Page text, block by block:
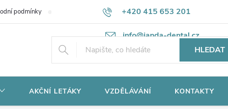
+420 415 653 201
info@janda-dental.cz
podmínky Potřebujete poradit? Ochrana osobních údajů
HLEDAT
AKČNÍ LETÁKY VZDĚLÁVÁNÍ KONTAKTY